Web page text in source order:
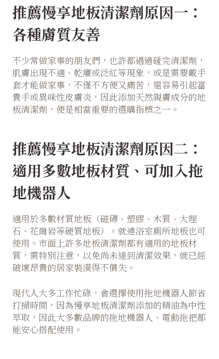
推薦慢享地板清潔劑原因一：
各種膚質友善
不少常做家事的朋友們，也許都遇過碰完清潔劑，
肌膚出現不適、乾癢或泛紅等現象，或是需要戴手
套才能做家事，不僅不方便又痛苦，還容易引起富
貴手或異味性皮膚炎，因此添加天然親膚成分的地
板清潔劑，便是相當重要的選購指標之一。
推薦慢享地板清潔劑原因二：
適用多數地板材質、可加入拖
地機器人
適用於多數材質地板（磁磚、塑膠、木質、大理
石、花崗岩等硬質地板）。就連浴室廁所地板也可
使用。市面上許多地板清潔劑都有適用的地板材
質，需特別注意，以免尚未達到清潔效果，就已經
破壞昂貴的居家裝潢得不償失。
現代人大多工作忙碌，會選擇使用拖地機器人節省
打掃時間，因為慢享地板清潔劑添加的精油為中性
萃取，因此大多數品牌的拖地機器人、電動拖把都
能安心搭配使用。